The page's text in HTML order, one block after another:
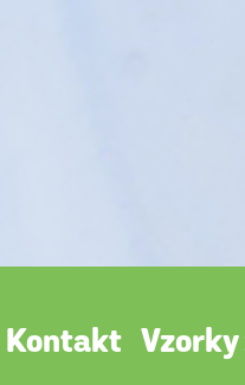
Kontakt